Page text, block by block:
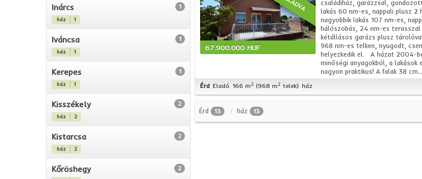
Inárcs 1
ház 1
Iváncsa 1
ház 1
Kerepes 1
ház 1
Kisszékely 2
ház 2
Kistarcsa 2
ház 2
Kőröshegy 2
67.900.000 HUF
családiház, garázzsal,
lakás 60 nm-es, nappali plusz 2
nagyobbik lakás 107 nm-es,
hálószobás, 24 nm-es terasszal
kétállásos garázs plusz
968 nm-es telken, nyugodt,
helyezkedik el. A házat 2004-
minőségi anyagokból, a lakások
nagyon praktikus! A falak 38 cm...
Érd Eladó 166 m2 (968 m2 telek) ház
Érd 13 ház 13